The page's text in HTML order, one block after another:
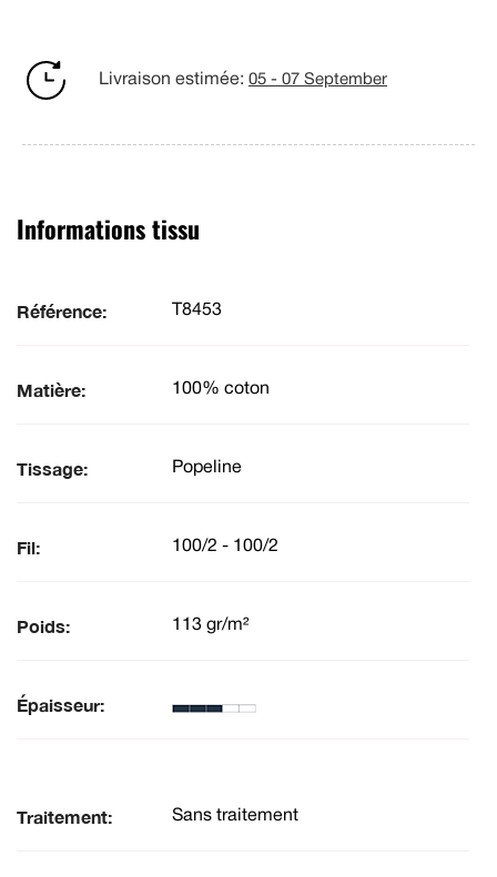
Livraison estimée: 05 - 07 September
Informations tissu
Référence: T8453
Matière: 100% coton
Tissage: Popeline
Fil: 100/2 - 100/2
Poids: 113 gr/m²
Épaisseur:
Traitement: Sans traitement